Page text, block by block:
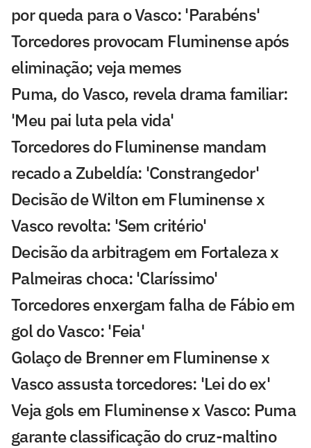
por queda para o Vasco: 'Parabéns'
Torcedores provocam Fluminense após
eliminação; veja memes
Puma, do Vasco, revela drama familiar:
'Meu pai luta pela vida'
Torcedores do Fluminense mandam
recado a Zubeldía: 'Constrangedor'
Decisão de Wilton em Fluminense x
Vasco revolta: 'Sem critério'
Decisão da arbitragem em Fortaleza x
Palmeiras choca: 'Claríssimo'
Torcedores enxergam falha de Fábio em
gol do Vasco: 'Feia'
Golaço de Brenner em Fluminense x
Vasco assusta torcedores: 'Lei do ex'
Veja gols em Fluminense x Vasco: Puma
garante classificação do cruz-maltino